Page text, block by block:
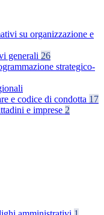
su organizzazione e
generali 26
strategico-
e codice di condotta 17
e imprese 2